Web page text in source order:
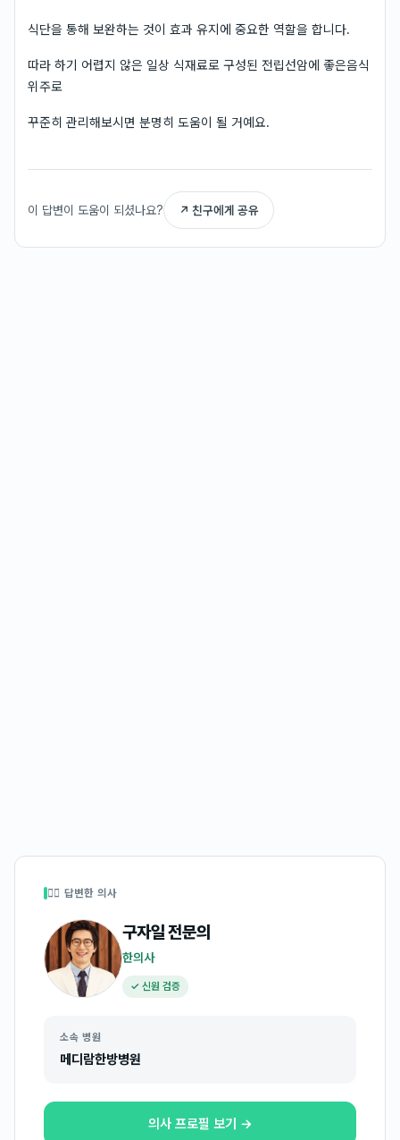
식단을 통해 보완하는 것이 효과 유지에 중요한 역할을 합니다.
따라 하기 어렵지 않은 일상 식재료로 구성된 전립선암에 좋은음식
위주로
꾸준히 관리해보시면 분명히 도움이 될 거예요.
이 답변이 도움이 되셨나요? ↗ 친구에게 공유
👩‍⚕️ 답변한 의사
구자일전문의
한의사
✓ 신원 검증
소속 병원
메디람한방병원
의사 프로필 보기 →